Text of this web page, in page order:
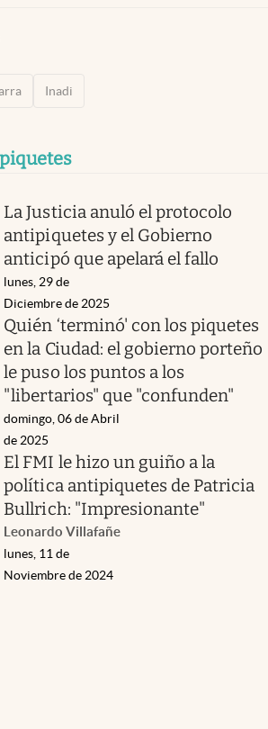
Inadi
piquetes
La Justicia anuló el protocolo
antipiquetes y el Gobierno
anticipó que apelará el fallo
lunes, 29 de
Diciembre de 2025
Quién ‘terminó' con los piquetes
en la Ciudad: el gobierno porteño
le puso los puntos a los
"libertarios" que "confunden"
domingo, 06 de Abril
de 2025
El FMI le hizo un guiño a la
política antipiquetes de Patricia
Bullrich: "Impresionante"
Leonardo Villafañe
lunes, 11 de
Noviembre de 2024